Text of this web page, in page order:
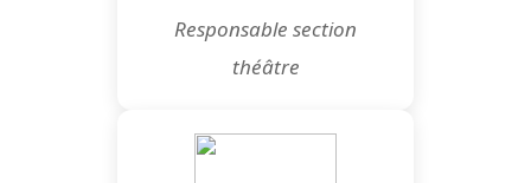
Responsable section
théâtre